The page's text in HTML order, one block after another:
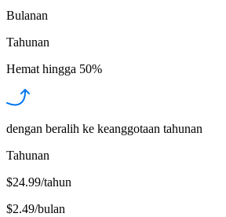
Bulanan
Tahunan
Hemat hingga 50%
dengan beralih ke keanggotaan tahunan
Tahunan
$24.99/tahun
$2.49/bulan